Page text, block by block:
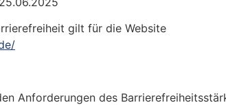
gilt für die Website
Anforderungen des